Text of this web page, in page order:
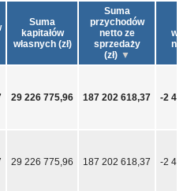
Suma
kapitałów
własnych (zł)
Suma
przychodów
netto ze
sprzedaży
(zł)
29 226 775,96 187 202 618,37 -2
29 226 775,96 187 202 618,37 -2